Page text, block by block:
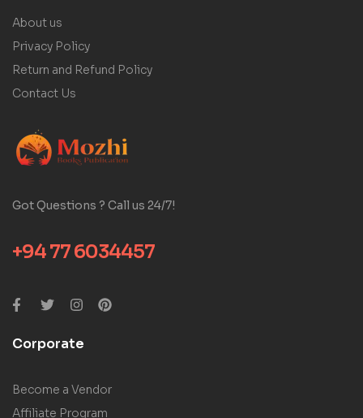
About us
Privacy Policy
Return and Refund Policy
Contact Us
Got Questions ? Call us 24/7!
+94 77 6034457
Corporate
Become a Vendor
Affiliate Program